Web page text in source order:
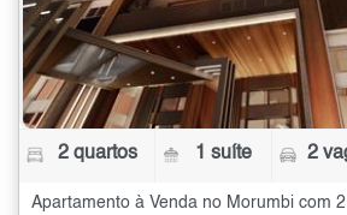
2 quartos 1 suíte 2
Apartamento à Venda no Morumbi com